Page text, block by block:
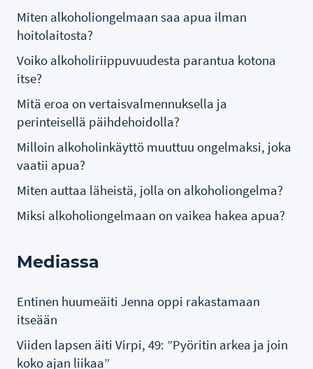
Miten alkoholiongelmaan saa apua ilman
hoitolaitosta?
Voiko alkoholiriippuvuudesta parantua kotona
itse?
Mitä eroa on vertaisvalmennuksella ja
perinteisellä päihdehoidolla?
Milloin alkoholinkäyttö muuttuu ongelmaksi, joka
vaatii apua?
Miten auttaa läheistä, jolla on alkoholiongelma?
Miksi alkoholiongelmaan on vaikea hakea apua?
Mediassa
Entinen huumeäiti Jenna oppi rakastamaan
itseään
Viiden lapsen äiti Virpi, 49: ”Pyöritin arkea ja join
koko ajan liikaa”